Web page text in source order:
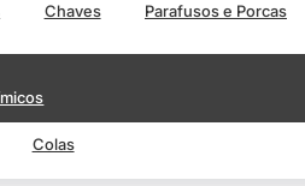
Chaves Parafusos e Porcas
Colas